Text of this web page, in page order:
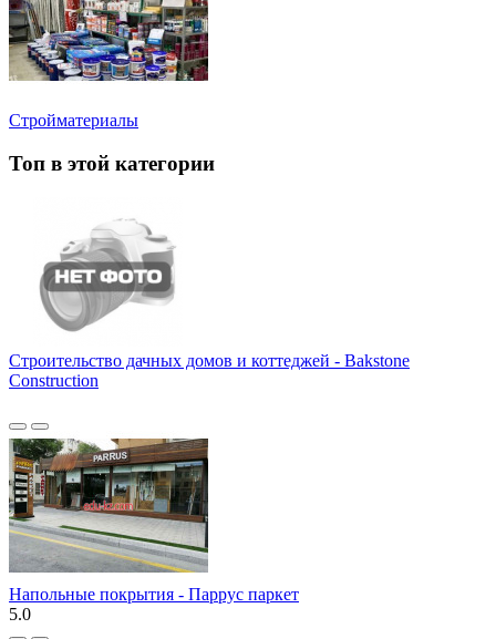
Стройматериалы
Топ в этой категории
Строительство дачных домов и коттеджей - Bakstone
Construction
Напольные покрытия - Паррус паркет
5.0